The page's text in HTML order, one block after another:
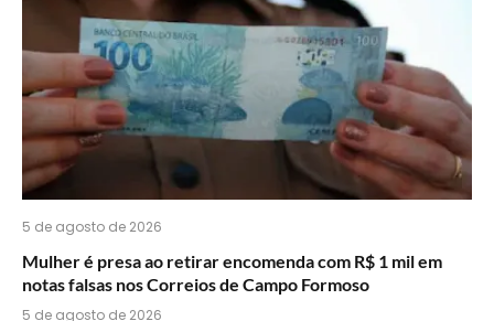
5 de agosto de 2026
Mulher é presa ao retirar encomenda com R$ 1 mil em
notas falsas nos Correios de Campo Formoso
5 de agosto de 2026